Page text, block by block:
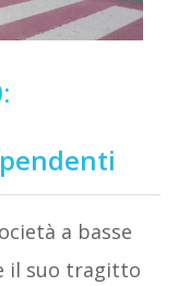
a basse
il suo tragitto